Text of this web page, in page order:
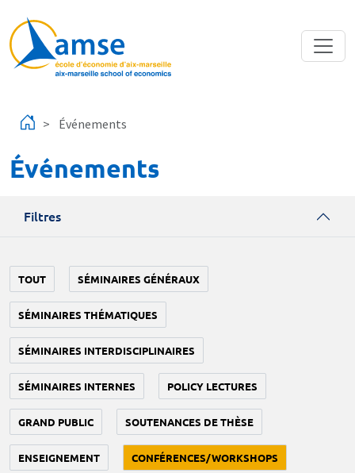
Événements
Événements
Filtres
TOUT SÉMINAIRES GÉNÉRAUX
SÉMINAIRES THÉMATIQUES
SÉMINAIRES INTERDISCIPLINAIRES
SÉMINAIRES INTERNES POLICY LECTURES
GRAND PUBLIC SOUTENANCES DE THÈSE
ENSEIGNEMENT CONFÉRENCES/WORKSHOPS